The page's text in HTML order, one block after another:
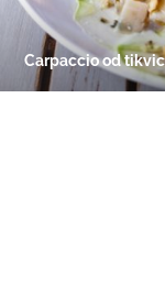
Carpaccio od